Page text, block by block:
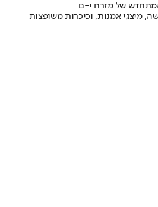
המתחדש של מזרח י-ם
מיצגי אמנות, וכיכרות משופצות